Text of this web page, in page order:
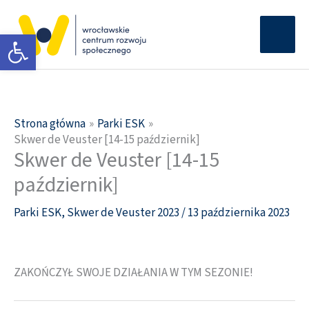
Otwórz pasek narzędzi
treści
Strona główna
Parki ESK
Skwer de Veuster [14-15 październik]
Skwer de Veuster [14-15
październik]
Parki ESK, Skwer de Veuster 2023/13 października 2023
ZAKOŃCZYŁ SWOJE DZIAŁANIA W TYM SEZONIE!